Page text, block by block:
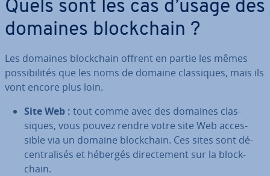
Quels sont les cas d’usage des
domaines blo­ck­chain ?
Les domaines blo­ck­chain offrent en partie les mêmes
pos­si­bi­li­tés que les noms de domaine clas­siques, mais ils
vont encore plus loin.
Site Web : tout comme avec des domaines clas­
siques, vous pouvez rendre votre site Web ac­ces­
sible via un domaine blo­ck­chain. Ces sites sont dé­
cen­tra­li­sés et hébergés di­rec­te­ment sur la blo­ck­
chain.